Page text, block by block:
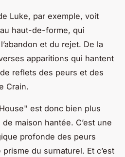
Luke, par exemple, voit
haut-de-forme, qui
et du rejet. De la
apparitions qui hantent
reflets des peurs et des
Crain.
est donc bien plus
maison hantée. C’est une
profonde des peurs
du surnaturel. Et c’est